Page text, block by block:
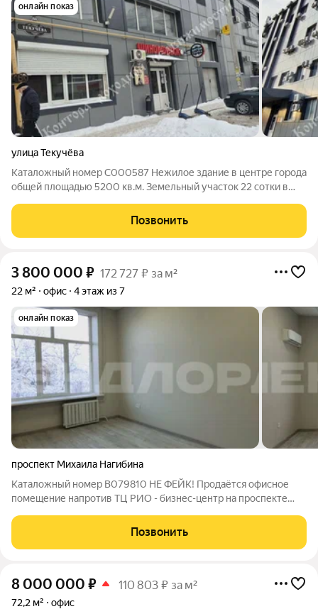
онлайн показ
улица Текучёва
Каталожный номер C000587 Нежилое здание в центре города
общей площадью 5200 кв.м. Земельный участок 22 сотки в
обеспечивает удобный подъезд. В здании 6 уровней - 4 этажа,
цоколь и подвал.
Позвонить
3 800 000 ₽ 172 727 ₽ за м²
22 м² офис 4 этаж из 7
онлайн показ
проспект Михаила Нагибина
Каталожный номер B079810 НЕ ФЕЙК! Продаётся офисное
помещение напротив ТЦ РИО - бизнес-центр на проспекте
Премиальное расположение обеспечит вашим клиентам
удобство и комфорт. Новый
Позвонить
8 000 000 ₽ 110 803 ₽ за м²
72,2 м² офис